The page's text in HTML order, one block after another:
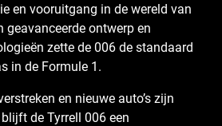
en vooruitgang in de wereld van
geavanceerde ontwerp en
zette de 006 de standaard
in de Formule 1.
en nieuwe auto’s zijn
de Tyrrell 006 een